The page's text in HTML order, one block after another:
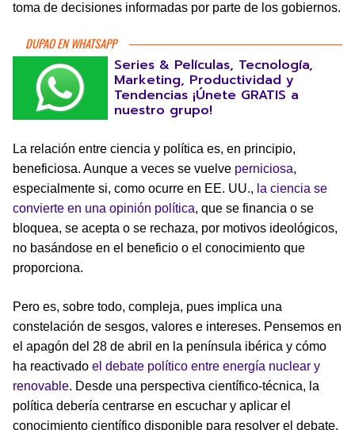
toma de decisiones informadas por parte de los gobiernos.
DUPAO EN WHATSAPP
Series & Películas, Tecnología,
Marketing, Productividad y
Tendencias ¡Únete GRATIS a
nuestro grupo!
La relación entre ciencia y política es, en principio,
beneficiosa. Aunque a veces se vuelve perniciosa,
especialmente si, como ocurre en EE. UU., la ciencia se
convierte en una opinión política, que se financia o se
bloquea, se acepta o se rechaza, por motivos ideológicos,
no basándose en el beneficio o el conocimiento que
proporciona.
Pero es, sobre todo, compleja, pues implica una
constelación de sesgos, valores e intereses. Pensemos en
el apagón del 28 de abril en la península ibérica y cómo
ha reactivado el debate político entre energía nuclear y
renovable. Desde una perspectiva científico-técnica, la
política debería centrarse en escuchar y aplicar el
conocimiento científico disponible para resolver el debate.